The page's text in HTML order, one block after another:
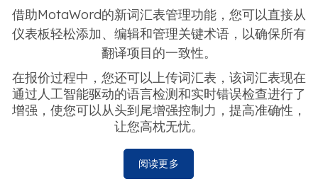
借助MotaWord的新词汇表管理功能，您可以直接从
仪表板轻松添加、编辑和管理关键术语，以确保所有
翻译项目的一致性。
在报价过程中，您还可以上传词汇表，该词汇表现在
通过人工智能驱动的语言检测和实时错误检查进行了
增强，使您可以从头到尾增强控制力，提高准确性，
让您高枕无忧。
阅读更多